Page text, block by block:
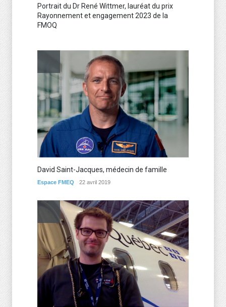
Portrait du Dr René Wittmer, lauréat du prix
Rayonnement et engagement 2023 de la
FMOQ
David Saint-Jacques, médecin de famille
Espace FMEQ 22 avril 2019